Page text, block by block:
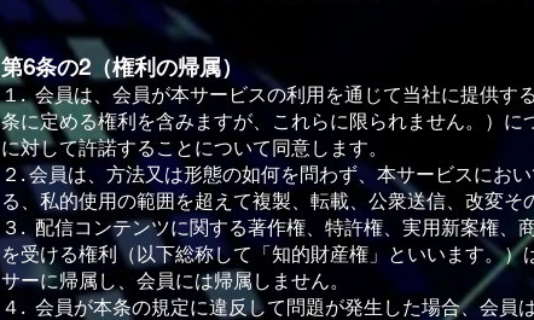
第6条の2（権利の帰属）
１. 会員は、会員が本サービスの利⽤を通じて当社に提供す
条に定める権利を含みますが、これらに限られません。）
に対して許諾することについて同意します。
２. 会員は、⽅法⼜は形態の如何を問わず、本サービスにお
る、私的使⽤の範囲を超えて複製、転載、公衆送信、改変そ
３. 配信コンテンツに関する著作権、特許権、実⽤新案権
を受ける権利（以下総称して「知的財産権」といいます。
サーに帰属し、会員には帰属しません。
４. 会員が本条の規定に違反して問題が発⽣した場合、会員